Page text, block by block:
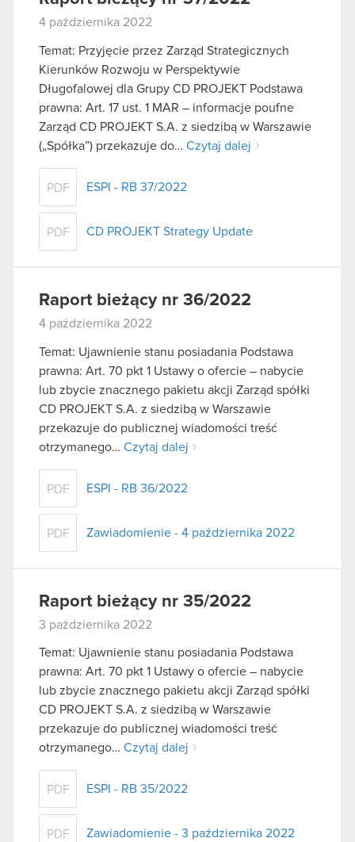
4 października 2022
Temat: Przyjęcie przez Zarząd Strategicznych
Kierunków Rozwoju w Perspektywie
Długofalowej dla Grupy CD PROJEKT Podstawa
prawna: Art. 17 ust. 1 MAR – informacje poufne
Zarząd CD PROJEKT S.A. z siedzibą w Warszawie
(„Spółka”) przekazuje do… Czytaj dalej
PDF ESPI - RB 37/2022
PDF CD PROJEKT Strategy Update
Raport bieżący nr 36/2022
4 października 2022
Temat: Ujawnienie stanu posiadania Podstawa
prawna: Art. 70 pkt 1 Ustawy o ofercie – nabycie
lub zbycie znacznego pakietu akcji Zarząd spółki
CD PROJEKT S.A. z siedzibą w Warszawie
przekazuje do publicznej wiadomości treść
otrzymanego… Czytaj dalej
PDF ESPI - RB 36/2022
PDF Zawiadomienie - 4 października 2022
Raport bieżący nr 35/2022
3 października 2022
Temat: Ujawnienie stanu posiadania Podstawa
prawna: Art. 70 pkt 1 Ustawy o ofercie – nabycie
lub zbycie znacznego pakietu akcji Zarząd spółki
CD PROJEKT S.A. z siedzibą w Warszawie
przekazuje do publicznej wiadomości treść
otrzymanego… Czytaj dalej
PDF ESPI - RB 35/2022
PDF Zawiadomienie - 3 października 2022